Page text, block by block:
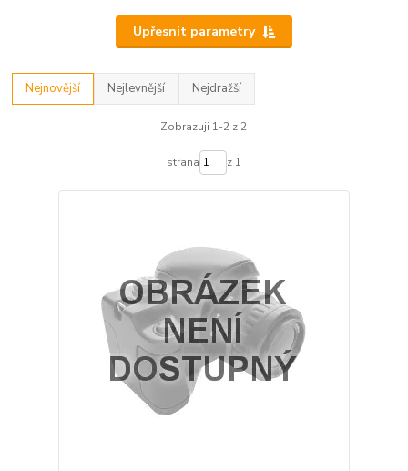
Upřesnit parametry
Nejnovější Nejlevnější Nejdražší
Zobrazuji 1-2 z 2
strana z 1